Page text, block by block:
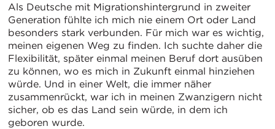
Als Deutsche mit Migrationshintergrund in zweiter
Generation fühlte ich mich nie einem Ort oder Land
besonders stark verbunden. Für mich war es wichtig,
meinen eigenen Weg zu finden. Ich suchte daher die
Flexibilität, später einmal meinen Beruf dort ausüben
zu können, wo es mich in Zukunft einmal hinziehen
würde. Und in einer Welt, die immer näher
zusammenrückt, war ich in meinen Zwanzigern nicht
sicher, ob es das Land sein würde, in dem ich
geboren wurde.